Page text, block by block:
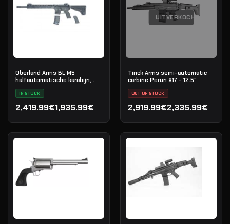
Oberland Arms BL M5
halfautomatische karabijn,
IN STOCK
2,419.99€
Oorspronkelijke prijs was: 2,419.99€.
1,935.99€
Huidige prijs is: 1,935.99€.
UITVERKOCHT
Tinck Arms semi-automatic
carbine Perun X17 - 12.5"
OUT OF STOCK
2,919.99€
Oorspronkelijke prijs
2,335.99€
Huidige prijs is: